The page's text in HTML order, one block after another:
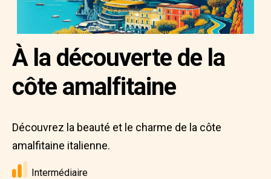
À la découverte de la
côte amalfitaine
Découvrez la beauté et le charme de la côte
amalfitaine italienne.
Intermédiaire